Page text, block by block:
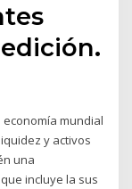
mundial
y activos
una
incluye la sus